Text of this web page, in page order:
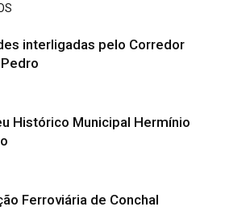
interligadas pelo Corredor
Histórico Municipal Hermínio
Ferroviária de Conchal